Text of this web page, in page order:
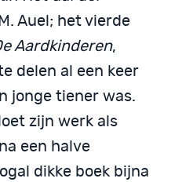
Auel; het vierde
Aardkinderen,
delen al een keer
jonge tiener was.
zijn werk als
een halve
dikke boek bijna